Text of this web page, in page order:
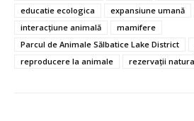
educatie ecologica
expansiune umană
interacțiune animală
mamifere
Parcul de Animale Sălbatice Lake District
reproducere la animale
rezervații